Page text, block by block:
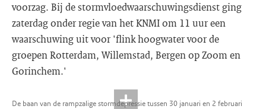
voorzag. Bij de stormvloedwaarschuwingsdienst ging
zaterdag onder regie van het KNMI om 11 uur een
waarschuwing uit voor 'flink hoogwater voor de
groepen Rotterdam, Willemstad, Bergen op Zoom en
Gorinchem.'
De baan van de rampzalige stormdepressie tussen 30 januari en 2 februari